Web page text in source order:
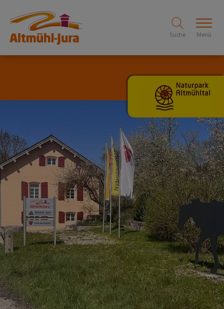
Suche Menü